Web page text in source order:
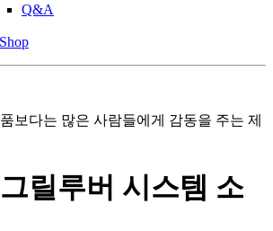
Q&A
보다는 많은 사람들에게 감동을 주는 제
릴루버 시스템 소